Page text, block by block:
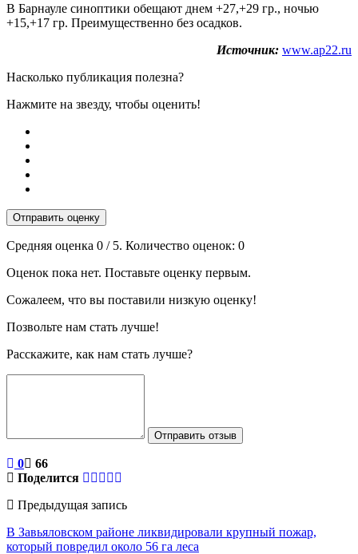
В Барнауле синоптики обещают днем +27,+29 гр., ночью
+15,+17 гр. Преимущественно без осадков.
Источник: www.ap22.ru
Насколько публикация полезна?
Нажмите на звезду, чтобы оценить!
Отправить оценку
Средняя оценка 0 / 5. Количество оценок: 0
Оценок пока нет. Поставьте оценку первым.
Сожалеем, что вы поставили низкую оценку!
Позвольте нам стать лучше!
Расскажите, как нам стать лучше?
Отправить отзыв
0
66
Поделится
Предыдущая запись
В Завьяловском районе ликвидировали крупный пожар,
который повредил около 56 га леса